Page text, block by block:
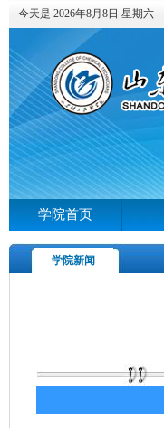
今天是 2026年8月8日 星期六
学院首页
学院新闻